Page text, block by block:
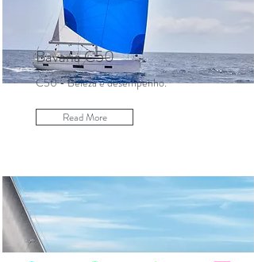
Bavaria C50
C50 - Beleza e desempenho.
Read More